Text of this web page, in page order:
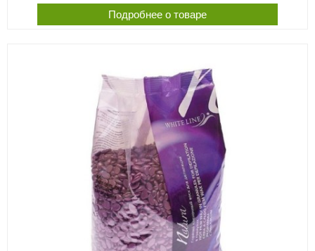
Подробнее о товаре